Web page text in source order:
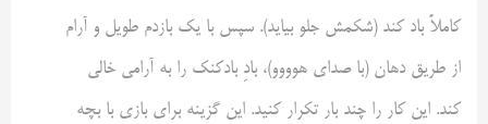
کاملاً باد کند (شکمش جلو بیاید). سپس با یک بازدم طویل و آرام
از طریق دهان (با صدای هوووو)، بادِ بادکنک را به آرامی خالی
کند. این کار را چند بار تکرار کنید. این گزینه برای بازی با بچه